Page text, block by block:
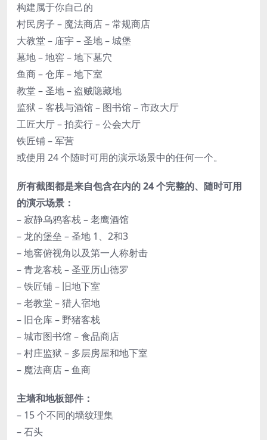
构建属于你自己的
村民房子 – 魔法商店 – 常规商店
大教堂 – 庙宇 – 圣地 – 城堡
墓地 – 地窖 – 地下墓穴
鱼商 – 仓库 – 地下室
教堂 – 圣地 – 盗贼隐藏地
监狱 – 客栈与酒馆 – 图书馆 – 市政大厅
工匠大厅 – 拍卖行 – 公会大厅
铁匠铺 – 军营
或使用 24 个随时可用的演示场景中的任何一个。
所有截图都是来自包含在内的 24 个完整的、随时可用
的演示场景：
– 寂静乌鸦客栈 – 老鹰酒馆
– 龙的堡垒 – 圣地 1、2和3
– 地窖俯视角以及第一人称射击
– 青龙客栈 – 圣亚历山德罗
– 铁匠铺 – 旧地下室
– 老教堂 – 猎人宿地
– 旧仓库 – 野猪客栈
– 城市图书馆 – 食品商店
– 村庄监狱 – 多层房屋和地下室
– 魔法商店 – 鱼商
主墙和地板部件：
– 15 个不同的墙纹理集
– 石头